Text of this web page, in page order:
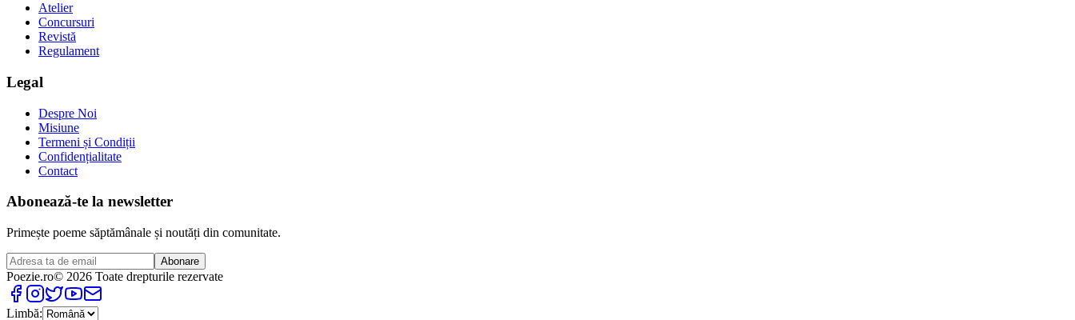
Atelier
Concursuri
Revistă
Regulament
Legal
Despre Noi
Misiune
Termeni și Condiții
Confidențialitate
Contact
Abonează-te la newsletter
Primește poeme săptămânale și noutăți din comunitate.
Abonare
Poezie.ro© 2026 Toate drepturile rezervate
Limbă: